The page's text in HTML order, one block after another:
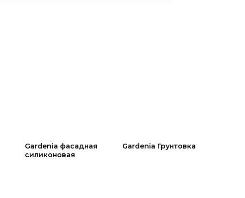
Gardenia фасадная
силиконовая
Gardenia Грунтовка